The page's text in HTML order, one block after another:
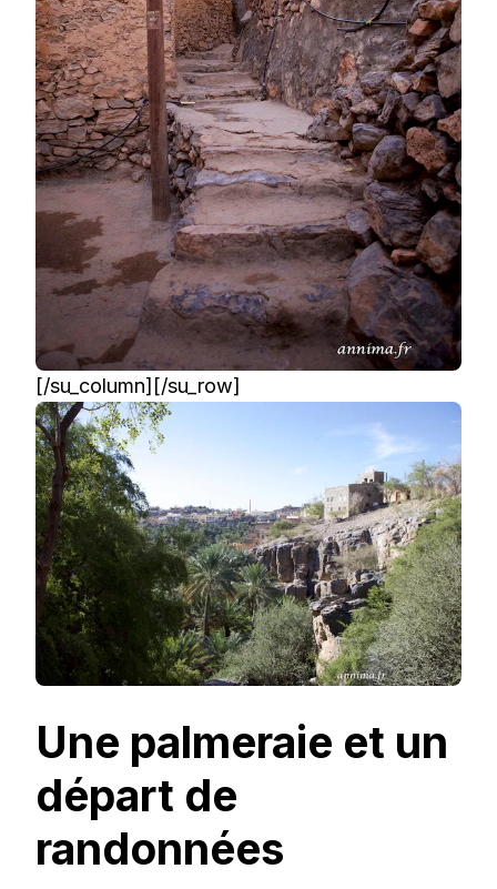
[/su_column][/su_row]
Une palmeraie et un
départ de
randonnées